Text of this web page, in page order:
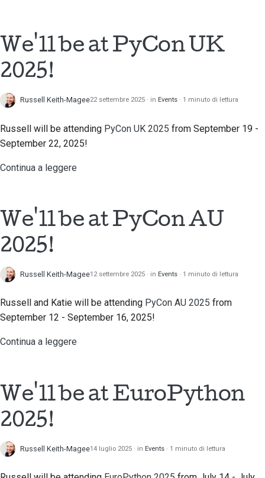
Processo di rilascio
artificiale
Guida allo stile del
We'll be at PyCon UK
2025!
Russell Keith-Magee22 settembre 2025 in Events 1 minuto di lettura
Russell will be attending PyCon UK 2025 from September 19 -
September 22, 2025!
Continua a leggere
We'll be at PyCon AU
2025!
Russell Keith-Magee12 settembre 2025 in Events 1 minuto di lettura
Russell and Katie will be attending PyCon AU 2025 from
September 12 - September 16, 2025!
Continua a leggere
We'll be at EuroPython
2025!
Russell Keith-Magee14 luglio 2025 in Events 1 minuto di lettura